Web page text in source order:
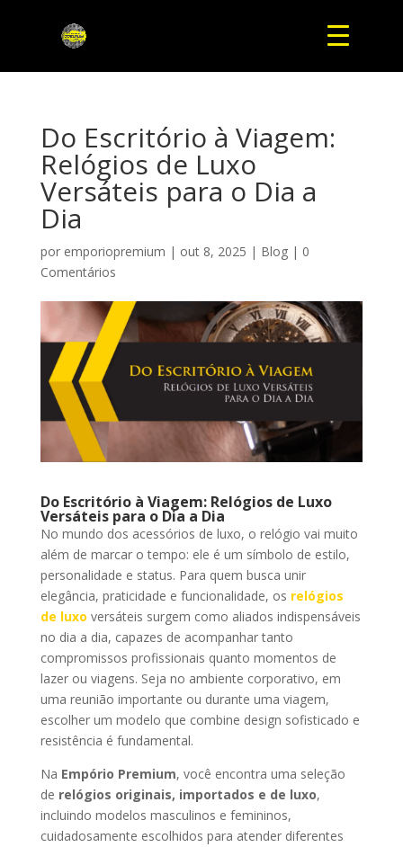
Do Escritório à Viagem:
Relógios de Luxo
Versáteis para o Dia a
Dia
por emporiopremium | out 8, 2025 | Blog| 0
Comentários
Do Escritório à Viagem: Relógios de Luxo
Versáteis para o Dia a Dia
No mundo dos acessórios de luxo, o relógio vai muito
além de marcar o tempo: ele é um símbolo de estilo,
personalidade e status. Para quem busca unir
elegância, praticidade e funcionalidade, os relógios
de luxo versáteis surgem como aliados indispensáveis
no dia a dia, capazes de acompanhar tanto
compromissos profissionais quanto momentos de
lazer ou viagens. Seja no ambiente corporativo, em
uma reunião importante ou durante uma viagem,
escolher um modelo que combine design sofisticado e
resistência é fundamental.
Na Empório Premium, você encontra uma seleção
de relógios originais, importados e de luxo,
incluindo modelos masculinos e femininos,
cuidadosamente escolhidos para atender diferentes